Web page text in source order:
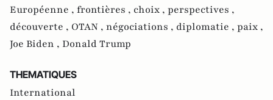
Européenne , frontières , choix , perspectives ,
découverte , OTAN , négociations , diplomatie , paix ,
Joe Biden , Donald Trump
THEMATIQUES
International